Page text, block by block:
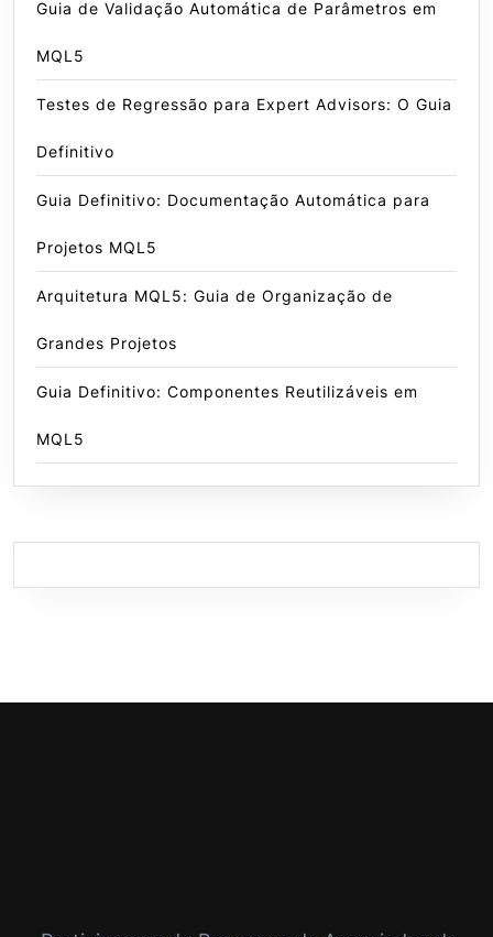
Guia de Validação Automática de Parâmetros em
MQL5
Testes de Regressão para Expert Advisors: O Guia
Definitivo
Guia Definitivo: Documentação Automática para
Projetos MQL5
Arquitetura MQL5: Guia de Organização de
Grandes Projetos
Guia Definitivo: Componentes Reutilizáveis em
MQL5